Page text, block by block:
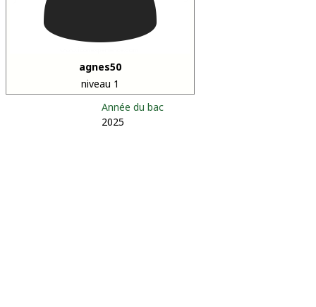
agnes50
niveau 1
Année du bac
2025